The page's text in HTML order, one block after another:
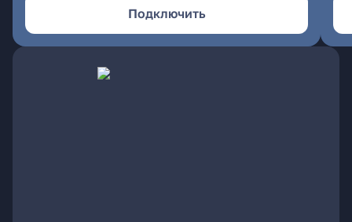
Подключить